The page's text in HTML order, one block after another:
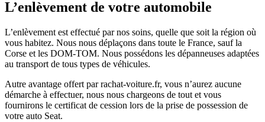
L’enlèvement de votre automobile
L’enlèvement est effectué par nos soins, quelle que soit la région où
vous habitez. Nous nous déplaçons dans toute le France, sauf la
Corse et les DOM-TOM. Nous possédons les dépanneuses adaptées
au transport de tous types de véhicules.
Autre avantage offert par rachat-voiture.fr, vous n’aurez aucune
démarche à effectuer, nous nous chargeons de tout et vous
fournirons le certificat de cession lors de la prise de possession de
votre auto Seat.